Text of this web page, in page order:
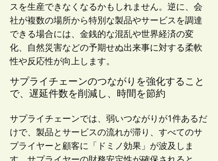
スを生産できなくなるかもしれません。逆に、会
社が複数の場所から特別な製品やサービスを調達
できる場合には、金銭的な混乱や世界経済の変
化、自然災害などの予期せぬ出来事に対する柔軟
性や反応性が向上します。
サプライチェーンのつながりを強化すること
で、遅延件数を削減し、時間を節約
サプライチェーンでは、弱いつながりが1件あるだ
けで、製品とサービスの流れが滞り、すべてのサ
プライヤーと顧客に「ドミノ効果」が波及しま